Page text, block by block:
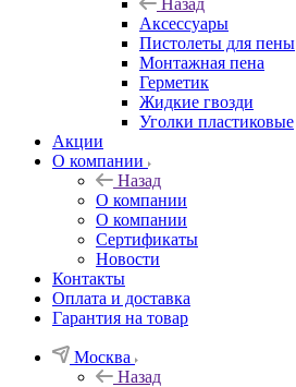
Назад
Аксессуары
Пистолеты для пены
Монтажная пена
Герметик
Жидкие гвозди
Уголки пластиковые
Акции
О компании
Назад
О компании
О компании
Сертификаты
Новости
Контакты
Оплата и доставка
Гарантия на товар
Москва
Назад